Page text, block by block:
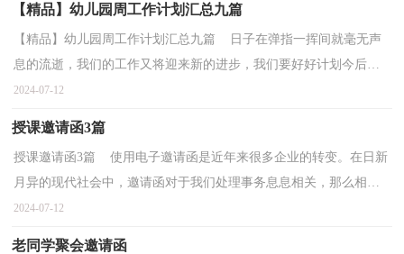
【精品】幼儿园周工作计划汇总九篇
【精品】幼儿园周工作计划汇总九篇 日子在弹指一挥间就毫无声
息的流逝，我们的工作又将迎来新的进步，我们要好好计划今后的
工作方法。估计许多人是想得很多，但不会写，以下是小...
2024-07-12
授课邀请函3篇
授课邀请函3篇 使用电子邀请函是近年来很多企业的转变。在日新
月异的现代社会中，邀请函对于我们处理事务息息相关，那么相关
的邀请函到底怎么写呢？下面是小编收集整理的&#039;授课...
2024-07-12
老同学聚会邀请函